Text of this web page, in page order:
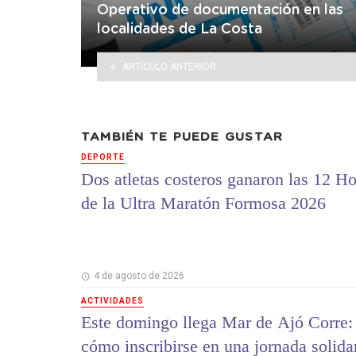
Operativo de documentación en las
localidades de La Costa
ARTÍCULO ANTERIOR
TAMBIÉN TE PUEDE GUSTAR
DEPORTE
Dos atletas costeros ganaron las 12
de la Ultra Maratón Formosa 2026
4 de agosto de 2026
ACTIVIDADES
Este domingo llega Mar de Ajó Corre:
cómo inscribirse en una jornada